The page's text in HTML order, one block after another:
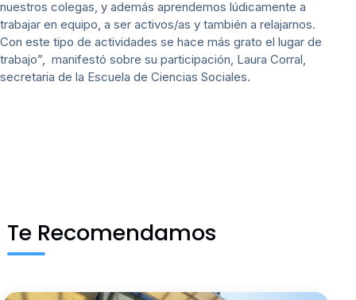
nuestros colegas, y además aprendemos lúdicamente a
trabajar en equipo, a ser activos/as y también a relajarnos.
Con este tipo de actividades se hace más grato el lugar de
trabajo”, manifestó sobre su participación, Laura Corral,
secretaria de la Escuela de Ciencias Sociales.
Te Recomendamos